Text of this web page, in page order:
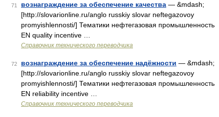
71 вознаграждение за обеспечение качества — &mdash;
[http://slovarionline.ru/anglo russkiy slovar neftegazovoy
promyishlennosti/] Тематики нефтегазовая промышленность
EN quality incentive …
Справочник технического переводчика
72 вознаграждение за обеспечение надёжности — &mdash;
[http://slovarionline.ru/anglo russkiy slovar neftegazovoy
promyishlennosti/] Тематики нефтегазовая промышленность
EN reliability incentive …
Справочник технического переводчика